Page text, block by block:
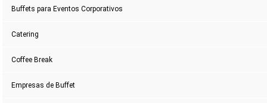
Buffets para Eventos Corporativos
Catering
Coffee Break
Empresas de Buffet